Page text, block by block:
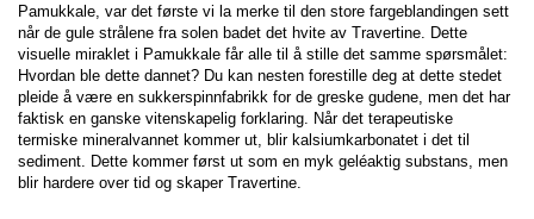
Pamukkale, var det første vi la merke til den store fargeblandingen sett
når de gule strålene fra solen badet det hvite av Travertine. Dette
visuelle miraklet i Pamukkale får alle til å stille det samme spørsmålet:
Hvordan ble dette dannet? Du kan nesten forestille deg at dette stedet
pleide å være en sukkerspinnfabrikk for de greske gudene, men det har
faktisk en ganske vitenskapelig forklaring. Når det terapeutiske
termiske mineralvannet kommer ut, blir kalsiumkarbonatet i det til
sediment. Dette kommer først ut som en myk geléaktig substans, men
blir hardere over tid og skaper Travertine.